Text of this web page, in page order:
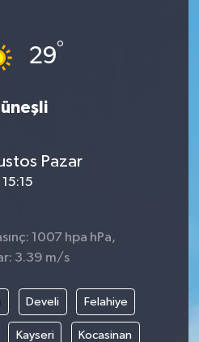
29°
Pazar
15:15
1007 hpa hPa,
3.39 m/s
Develi Felahiye
Kayseri Kocasinan